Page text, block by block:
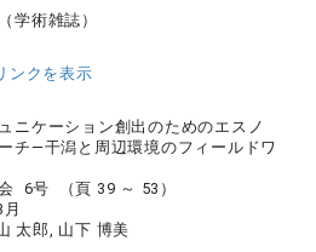
学術雑誌）
ンクを表示
ニケーション創出のためのエスノ
チ—干潟と周辺環境のフィールドワ
6号 （頁 39 ～ 53）
太郎, 山下 博美